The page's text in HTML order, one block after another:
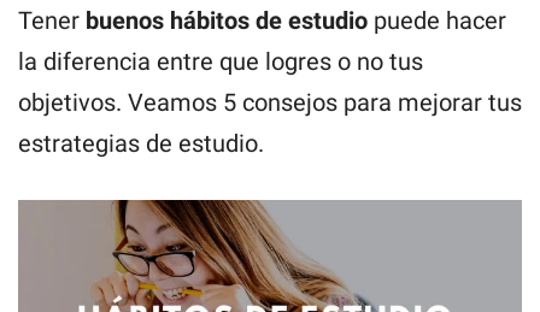
Tener buenos hábitos de estudio puede hacer
la diferencia entre que logres o no tus
objetivos. Veamos 5 consejos para mejorar tus
estrategias de estudio.